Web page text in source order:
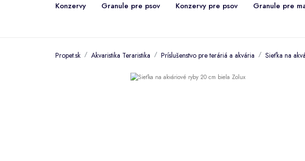
Konzervy Granule pre psov Konzervy pre psov Granule pre
Propet.sk Akvaristika Teraristika Príslušenstvo pre teráriá a akvária Sieťka na